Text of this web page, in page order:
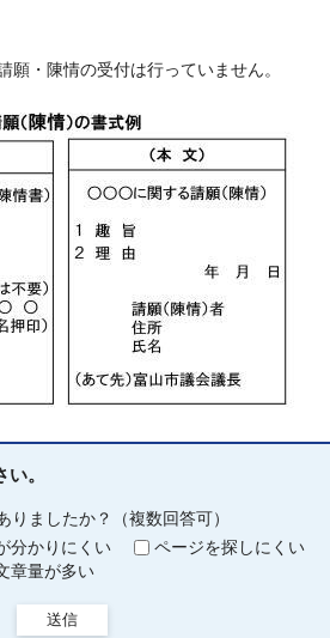
・陳情の受付は行っていません。
。
りましたか？（複数回答可）
分かりにくい
ページを探しにくい
章量が多い
送信